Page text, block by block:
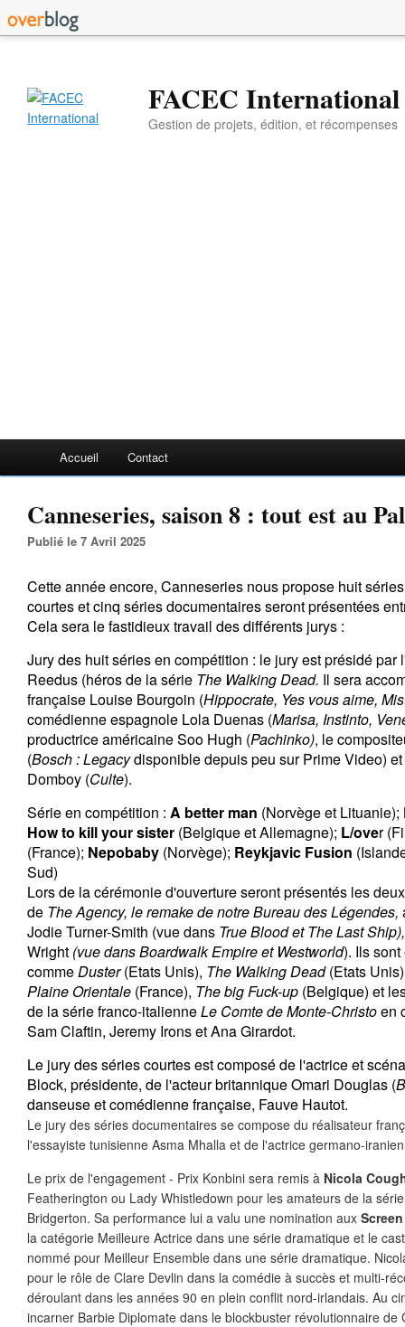
FACEC International
Gestion de projets, édition, et récompenses
Accueil Contact
Canneseries, saison 8 : tout est au
Publié le 7 Avril 2025
Cette année encore, Canneseries nous propose huit
courtes et cinq séries documentaires seront présentées
Cela sera le fastidieux travail des différents jurys :
Jury des huit séries en compétition : le jury est présidé
Reedus (héros de la série The Walking Dead. Il sera
française Louise Bourgoin (Hippocrate, Yes vous aime,
comédienne espagnole Lola Duenas (Marisa, Instinto,
productrice américaine Soo Hugh (Pachinko), le
(Bosch : Legacydisponible depuis peu sur Prime Video)
Domboy (Culte).
Série en compétition : A better man (Norvège et Lituanie);
How to kill your sister (Belgique et Allemagne); L/over
(France); Nepobaby (Norvège); Reykjavic Fusion
Sud)
Lors de la cérémonie d'ouverture seront présentés les
de The Agency, le remake de notre Bureau des Légendes,
Jodie Turner-Smith (vue dans True Blood et The Last
Wright (vue dans Boardwalk Empire et Westworld). Ils
commeDuster(Etats Unis), The Walking Dead(Etats
Plaine Orientale (France), The big Fuck-up (Belgique) et
de la série franco-italienneLe Comte de Monte-Christoen
Sam Claftin, Jeremy Irons et Ana Girardot.
Le jury des séries courtes est composé de l'actrice et
Block, présidente, de l'acteur britannique Omari Douglas (
danseuse et comédienne française, Fauve Hautot.
Le jury des séries documentaires se compose du réalisateur
l'essayiste tunisienne Asma Mhalla et de l'actrice germano-
Le prix de l'engagement - Prix Konbini sera remis à Nicola
Featherington ou Lady Whistledown pour les amateurs de la
Bridgerton. Sa performance lui a valu une nomination aux
la catégorie Meilleure Actrice dans une série dramatique et le
nommé pour Meilleur Ensemble dans une série dramatique.
pour le rôle de Clare Devlin dans la comédie à succès et multi-
déroulant dans les années 90 en plein conflit nord-irlandais. Au
incarner Barbie Diplomate dans le blockbuster révolutionnaire de